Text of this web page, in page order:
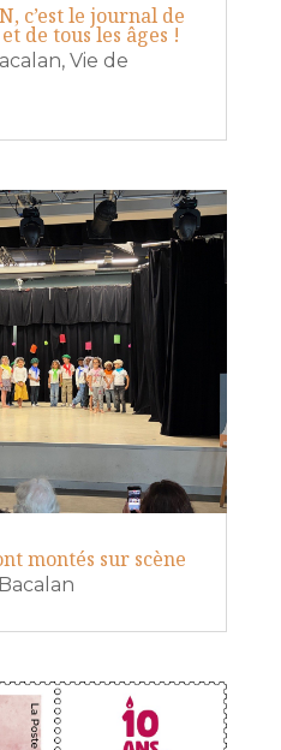
c’est le journal de
de tous les âges !
, Vie de
montés sur scène